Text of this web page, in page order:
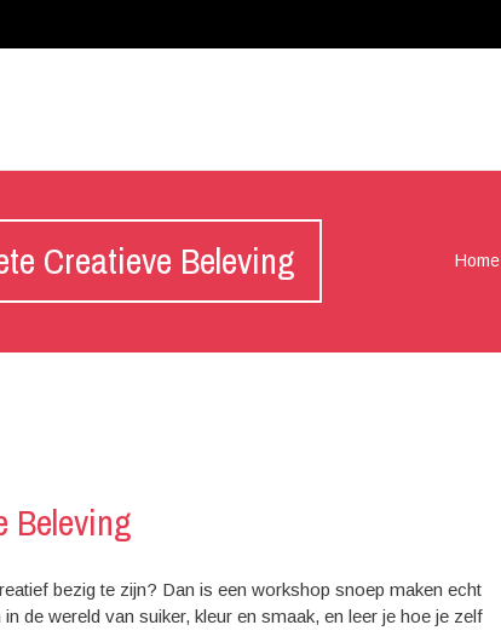
Creatieve Beleving Home
Beleving
bezig te zijn? Dan is een workshop snoep maken echt
de wereld van suiker, kleur en smaak, en leer je hoe je zelf